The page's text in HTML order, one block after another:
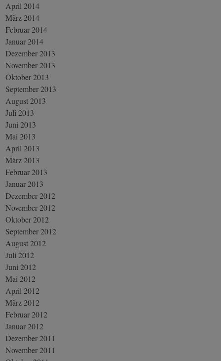
April 2014
März 2014
Februar 2014
Januar 2014
Dezember 2013
November 2013
Oktober 2013
September 2013
August 2013
Juli 2013
Juni 2013
Mai 2013
April 2013
März 2013
Februar 2013
Januar 2013
Dezember 2012
November 2012
Oktober 2012
September 2012
August 2012
Juli 2012
Juni 2012
Mai 2012
April 2012
März 2012
Februar 2012
Januar 2012
Dezember 2011
November 2011